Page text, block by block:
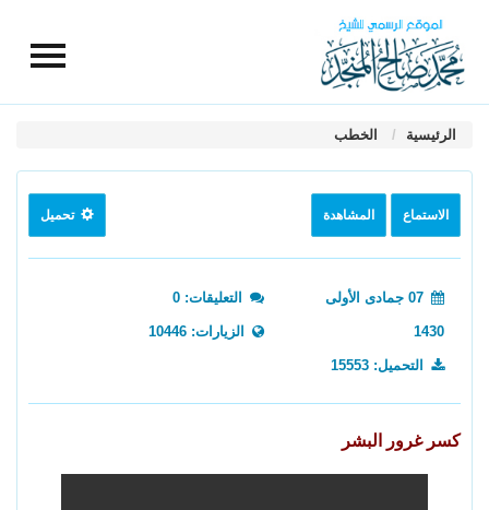
الرئيسية الخطب
الاستماع المشاهدة تحميل
07 جمادى الأولى
1430
التعليقات: 0
الزيارات: 10446
التحميل: 15553
كسر غرور البشر